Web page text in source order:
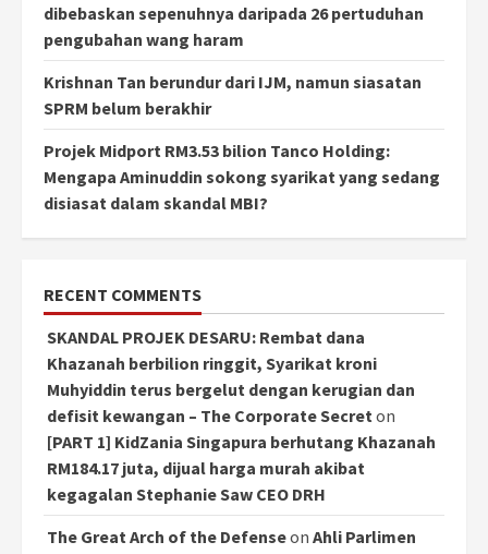
dibebaskan sepenuhnya daripada 26 pertuduhan
pengubahan wang haram
Krishnan Tan berundur dari IJM, namun siasatan
SPRM belum berakhir
Projek Midport RM3.53 bilion Tanco Holding:
Mengapa Aminuddin sokong syarikat yang sedang
disiasat dalam skandal MBI?
RECENT COMMENTS
SKANDAL PROJEK DESARU: Rembat dana
Khazanah berbilion ringgit, Syarikat kroni
Muhyiddin terus bergelut dengan kerugian dan
defisit kewangan – The Corporate Secret on
[PART 1] KidZania Singapura berhutang Khazanah
RM184.17 juta, dijual harga murah akibat
kegagalan Stephanie Saw CEO DRH
The Great Arch of the Defenseon Ahli Parlimen